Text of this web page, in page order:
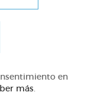
DOCS (10)
en
más.